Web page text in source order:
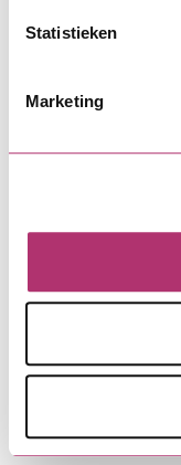
Statistieken
Marketing